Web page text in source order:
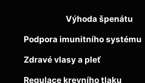
Výhoda špenátu
Podpora imunitního systému
Zdravé vlasy a pleť
Regulace krevního tlaku